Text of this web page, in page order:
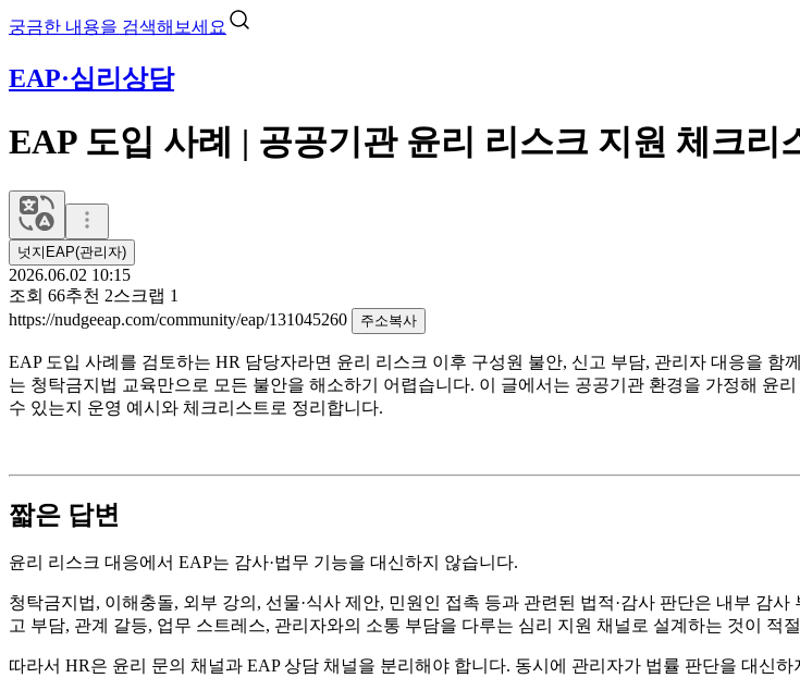
궁금한 내용을 검색해보세요
EAP·심리상담
EAP 도입 사례 | 공공기관 윤리 리스크 지원 체크리
넛지EAP(관리자)
2026.06.02 10:15
조회 66추천 2스크랩 1
https://nudgeeap.com/community/eap/131045260
주소복사
EAP 도입 사례를 검토하는 HR 담당자라면 윤리 리스크 이후 구성원 불안, 신고 부담, 관리자 대응을
는 청탁금지법 교육만으로 모든 불안을 해소하기 어렵습니다. 이 글에서는 공공기관 환경을 가정해 윤
수 있는지 운영 예시와 체크리스트로 정리합니다.
짧은 답변
윤리 리스크 대응에서 EAP는 감사·법무 기능을 대신하지 않습니다.
청탁금지법, 이해충돌, 외부 강의, 선물·식사 제안, 민원인 접촉 등과 관련된 법적·감사 판단은 내부 감
고 부담, 관계 갈등, 업무 스트레스, 관리자와의 소통 부담을 다루는 심리 지원 채널로 설계하는 것이 적
따라서 HR은 윤리 문의 채널과 EAP 상담 채널을 분리해야 합니다. 동시에 관리자가 법률 판단을 대신